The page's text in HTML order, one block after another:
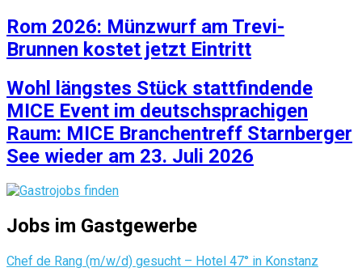
Rom 2026: Münzwurf am Trevi-
Brunnen kostet jetzt Eintritt
Wohl längstes Stück stattfindende
MICE Event im deutschsprachigen
Raum: MICE Branchentreff Starnberger
See wieder am 23. Juli 2026
Jobs im Gastgewerbe
Chef de Rang (m/w/d) gesucht – Hotel 47° in Konstanz